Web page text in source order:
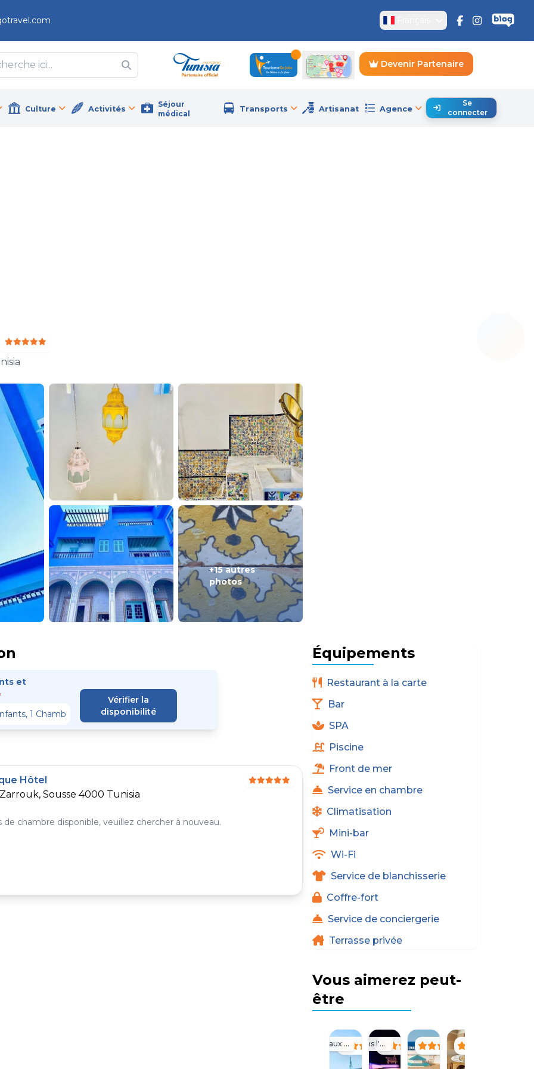
Devenir Partenaire
Culture Activités
Séjour
médical
Transports Artisanat Agence
Se
connecter
+15 autres
photos
et
Vérifier la
disponibilité
Hôtel
Sousse 4000 Tunisia
de chambre disponible, veuillez chercher à nouveau.
Équipements
Restaurant à la carte
Bar
SPA
Piscine
Front de mer
Service en chambre
Climatisation
Mini-bar
Wi-Fi
Service de blanchisserie
Coffre-fort
Service de conciergerie
Terrasse privée
Vous aimerez peut-
être
Réservé aux Adultes Pieds dans l'eau